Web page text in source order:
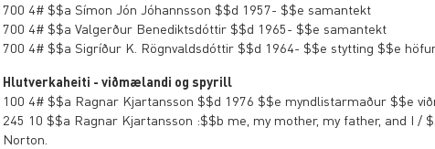
700 4# $$a Símon Jón Jóhannsson $$d 1957- $$e samantekt
700 4# $$a Valgerður Benediktsdóttir $$d 1965- $$e samantekt
700 4# $$a Sigríður K. Rögnvaldsdóttir $$d 1964- $$e stytting $$e
Hlutverkaheiti - viðmælandi og spyrill
100 4# $$a Ragnar Kjartansson $$d 1976 $$e myndlistarmaður $$e
245 10 $$a Ragnar Kjartansson :$$b me, my mother, my father, and I /
Norton.